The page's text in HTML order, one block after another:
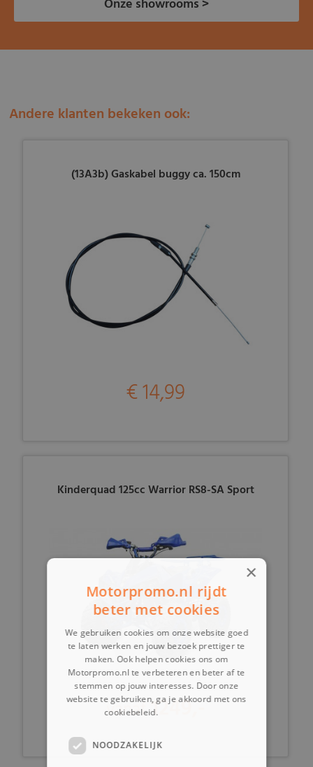
Onze showrooms >
Andere klanten bekeken ook:
(13A3b) Gaskabel buggy ca. 150cm
€ 14,99
Kinderquad 125cc Warrior RS8-SA Sport
vanaf1249,-
×
Motorpromo.nl rijdt
beter met cookies
We gebruiken cookies om onze website goed
te laten werken en jouw bezoek prettiger te
maken. Ook helpen cookies ons om
Motorpromo.nl te verbeteren en beter af te
stemmen op jouw interesses. Door onze
website te gebruiken, ga je akkoord met ons
cookiebeleid.
NOODZAKELIJK